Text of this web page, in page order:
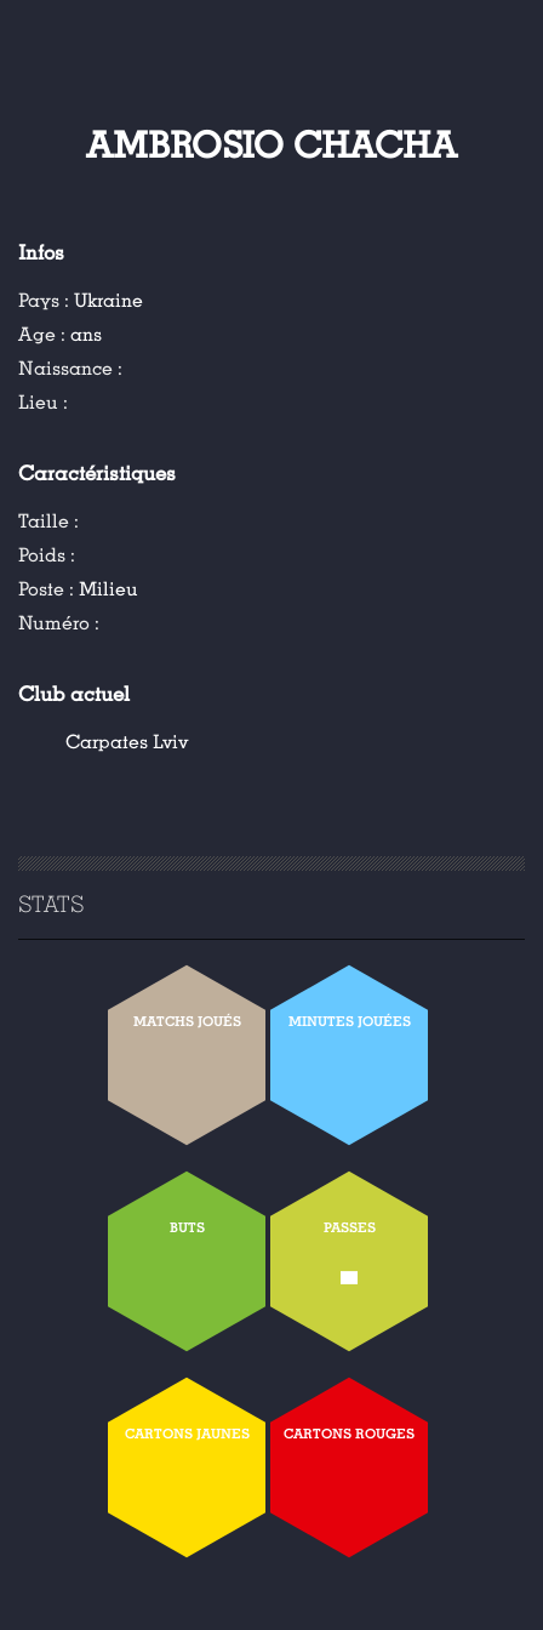
AMBROSIO CHACHA
Infos
Pays : Ukraine
Age : ans
Naissance :
Lieu :
Caractéristiques
Taille :
Poids :
Poste : Milieu
Numéro :
Club actuel
Carpates Lviv
STATS
MATCHS JOUÉS MINUTES JOUÉES
BUTS PASSES
-
CARTONS JAUNES CARTONS ROUGES